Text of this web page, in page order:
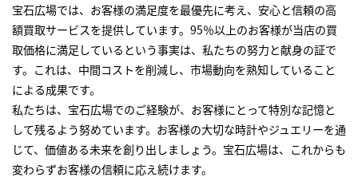
宝石広場では、お客様の満足度を最優先に考え、安心と信頼の高
額買取サービスを提供しています。95％以上のお客様が当店の買
取価格に満足しているという事実は、私たちの努力と献身の証で
す。これは、中間コストを削減し、市場動向を熟知していること
による成果です。
私たちは、宝石広場でのご経験が、お客様にとって特別な記憶と
して残るよう努めています。お客様の大切な時計やジュエリーを通
じて、価値ある未来を創り出しましょう。宝石広場は、これからも
変わらずお客様の信頼に応え続けます。